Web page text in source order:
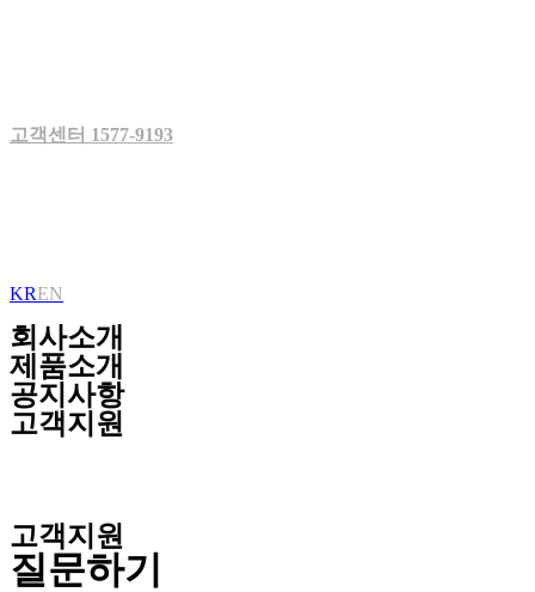
고객센터 1577-9193
KREN
회사소개
제품소개
공지사항
고객지원
고객지원
질문하기